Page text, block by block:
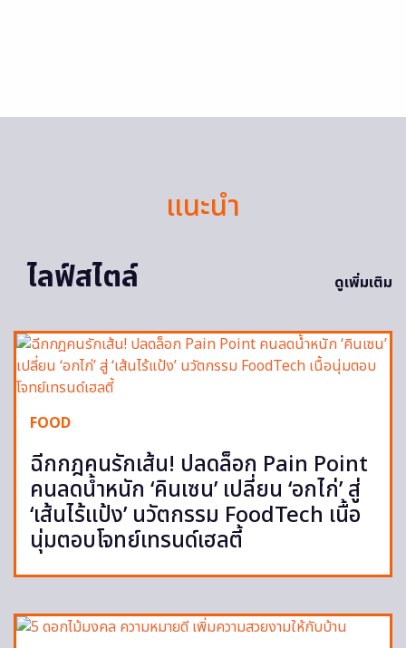
แนะนำ
ไลฟ์สไตล์
ดูเพิ่มเติม
FOOD
ฉีกกฎคนรักเส้น! ปลดล็อก Pain Point
คนลดน้ำหนัก ‘คินเซน’ เปลี่ยน ‘อกไก่’ สู่
‘เส้นไร้แป้ง’ นวัตกรรม FoodTech เนื้อ
นุ่มตอบโจทย์เทรนด์เฮลตี้